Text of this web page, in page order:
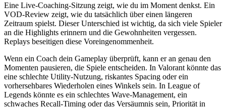
Eine Live-Coaching-Sitzung zeigt, wie du im Moment denkst. Ein
VOD-Review zeigt, wie du tatsächlich über einen längeren
Zeitraum spielst. Dieser Unterschied ist wichtig, da sich viele Spieler
an die Highlights erinnern und die Gewohnheiten vergessen.
Replays beseitigen diese Voreingenommenheit.
Wenn ein Coach dein Gameplay überprüft, kann er an genau den
Momenten pausieren, die Spiele entscheiden. In Valorant könnte das
eine schlechte Utility-Nutzung, riskantes Spacing oder ein
vorhersehbares Wiederholen eines Winkels sein. In League of
Legends könnte es ein schlechtes Wave-Management, ein
schwaches Recall-Timing oder das Versäumnis sein, Priorität in